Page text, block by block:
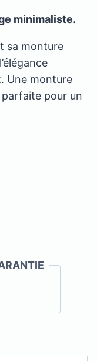
minimaliste.
sa monture
Une monture
pour un